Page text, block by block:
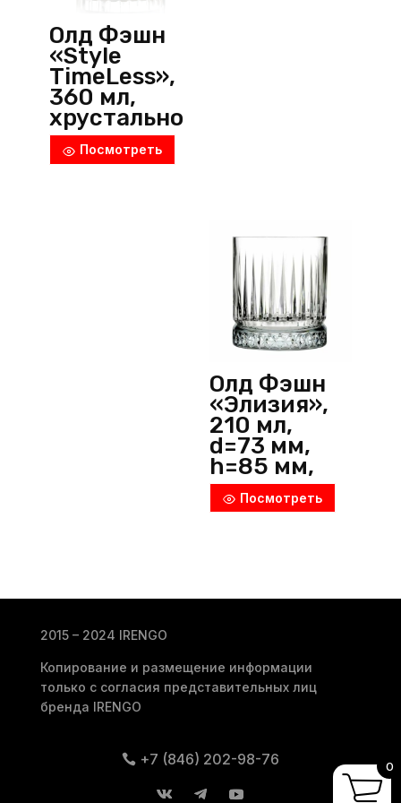
Олд Фэшн
«Style
TimeLess»,
360 мл,
хрустально
е стекло,
прозрачны
Посмотреть
Олд Фэшн
«Элизия»,
210 мл,
d=73 мм,
h=85 мм,
стекло,
прозрачны
Посмотреть
2015 – 2024 IRENGO
Копирование и размещение информации
только с согласия представительных лиц
бренда IRENGO
+7 (846) 202-98-76 0